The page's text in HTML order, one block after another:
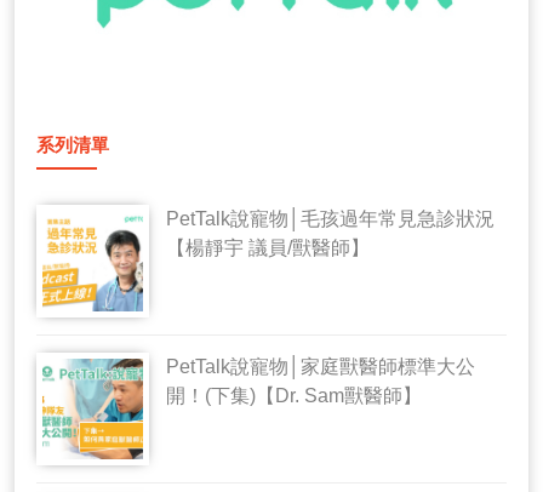
系列清單
PetTalk說寵物│毛孩過年常見急診狀況
【楊靜宇 議員/獸醫師】
PetTalk說寵物│家庭獸醫師標準大公
開！(下集)【Dr. Sam獸醫師】